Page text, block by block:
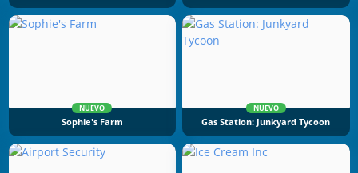
NUEVO
Sophie's Farm
NUEVO
Gas Station: Junkyard Tycoon